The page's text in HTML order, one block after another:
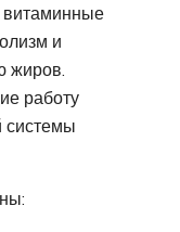
витаминные
и
жиров.
работу
системы